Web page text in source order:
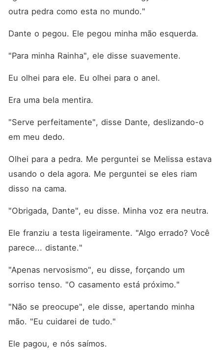
outra pedra como esta no mundo."
Dante o pegou. Ele pegou minha mão esquerda.
"Para minha Rainha", ele disse suavemente.
Eu olhei para ele. Eu olhei para o anel.
Era uma bela mentira.
"Serve perfeitamente", disse Dante, deslizando-o
em meu dedo.
Olhei para a pedra. Me perguntei se Melissa estava
usando o dela agora. Me perguntei se eles riam
disso na cama.
"Obrigada, Dante", eu disse. Minha voz era neutra.
Ele franziu a testa ligeiramente. "Algo errado? Você
parece... distante."
"Apenas nervosismo", eu disse, forçando um
sorriso tenso. "O casamento está próximo."
"Não se preocupe", ele disse, apertando minha
mão. "Eu cuidarei de tudo."
Ele pagou, e nós saímos.